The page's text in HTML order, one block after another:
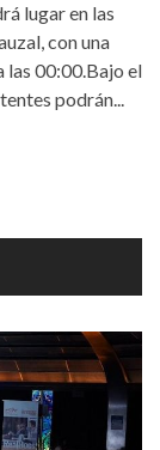
lugar en las
con una
las 00:00.Bajo el
podrán...